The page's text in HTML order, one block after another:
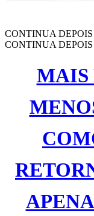
CONTINUA
CONTINUA
MAIS